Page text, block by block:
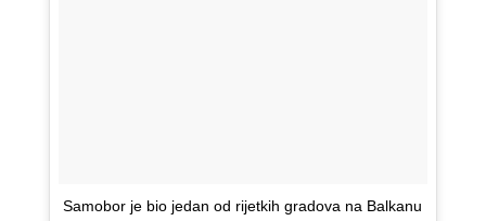
Samobor je bio jedan od rijetkih gradova na Balkanu